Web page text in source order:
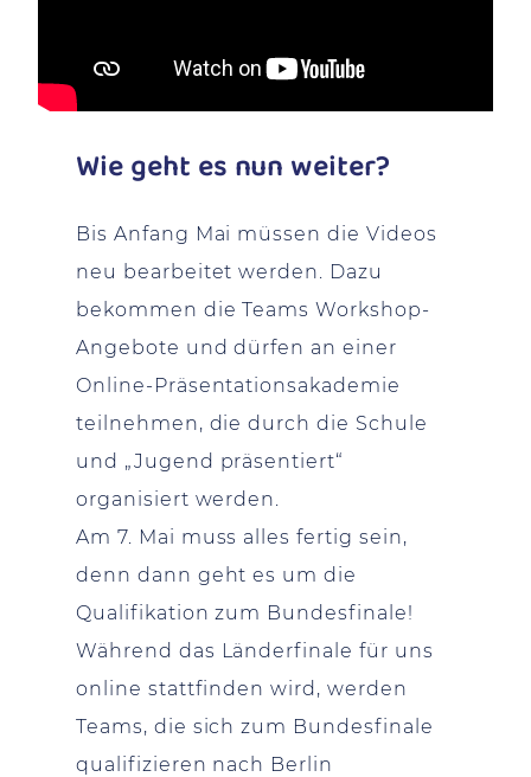
Wie geht es nun weiter?
Bis Anfang Mai müssen die Videos
neu bearbeitet werden. Dazu
bekommen die Teams Workshop-
Angebote und dürfen an einer
Online-Präsentationsakademie
teilnehmen, die durch die Schule
und „Jugend präsentiert“
organisiert werden.
Am 7. Mai muss alles fertig sein,
denn dann geht es um die
Qualifikation zum Bundesfinale!
Während das Länderfinale für uns
online stattfinden wird, werden
Teams, die sich zum Bundesfinale
qualifizieren nach Berlin